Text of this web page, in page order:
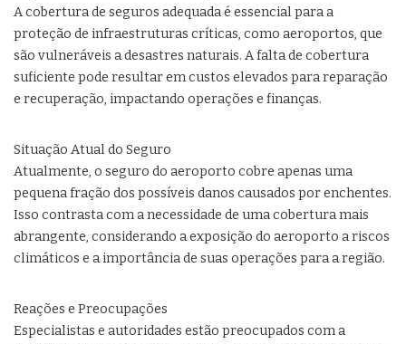
A cobertura de seguros adequada é essencial para a
proteção de infraestruturas críticas, como aeroportos, que
são vulneráveis a desastres naturais. A falta de cobertura
suficiente pode resultar em custos elevados para reparação
e recuperação, impactando operações e finanças.
Situação Atual do Seguro
Atualmente, o seguro do aeroporto cobre apenas uma
pequena fração dos possíveis danos causados por enchentes.
Isso contrasta com a necessidade de uma cobertura mais
abrangente, considerando a exposição do aeroporto a riscos
climáticos e a importância de suas operações para a região.
Reações e Preocupações
Especialistas e autoridades estão preocupados com a